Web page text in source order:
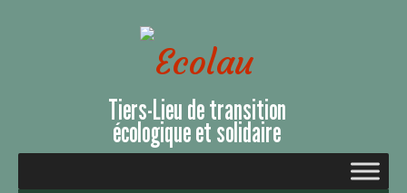
Tiers-Lieu de transition
écologique et solidaire